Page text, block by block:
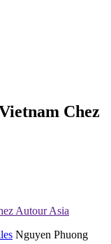
Chez
Autour Asia
Nguyen Phuong